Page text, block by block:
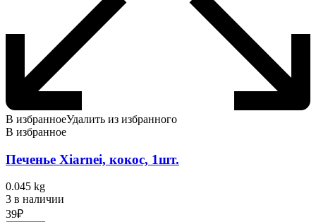
В избранноеУдалить из избранного
В избранное
Печенье Xiarnei, кокос, 1шт.
0.045 kg
3 в наличии
39₽